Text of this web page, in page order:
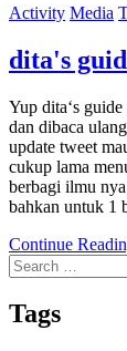
Activity Media
dita's
Yup dita‘s
dan dibaca
update tweet
cukup lama
berbagi ilmu
bahkan untuk 1
Continue
Search
for:
Tags